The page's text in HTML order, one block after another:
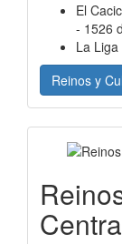
El
- 1526
La
Reinos y